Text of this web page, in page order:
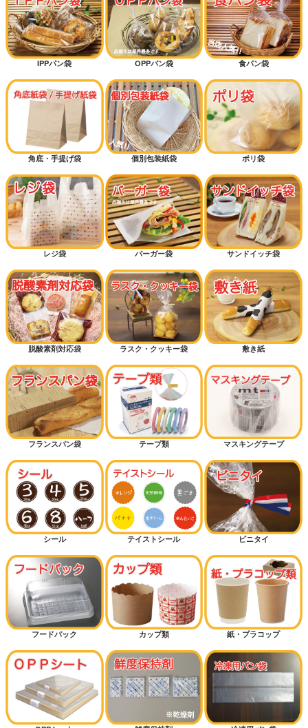
IPPパン袋 OPPパン袋 食パン袋
角底・手提げ袋 個別包装紙袋 ポリ袋
レジ袋 バーガー袋 サンドイッチ袋
脱酸素剤対応袋 ラスク・クッキー袋 敷き紙
フランスパン袋 テープ類 マスキングテープ
シール テイストシール ビニタイ
フードパック カップ類 紙・プラコップ